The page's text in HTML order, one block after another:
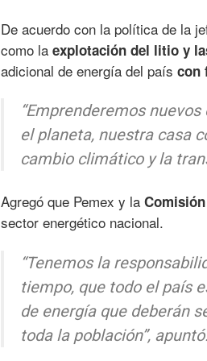
De acuerdo con la política de la
como la explotación del litio y
adicional de energía del país con
“Emprenderemos
el planeta, nuestra casa
cambio climático y la
Agregó que Pemex y la
sector energético nacional.
“Tenemos la
tiempo, que todo el país
de energía que deberán
toda la población”,